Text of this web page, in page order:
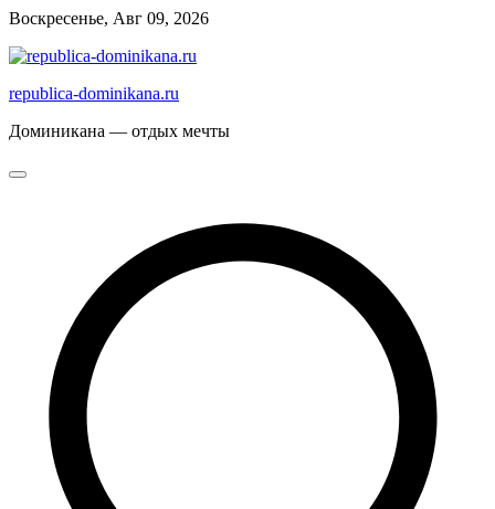
Перейти
содержимому
Воскресенье, Авг 09, 2026
republica-dominikana.ru
Доминикана — отдых мечты